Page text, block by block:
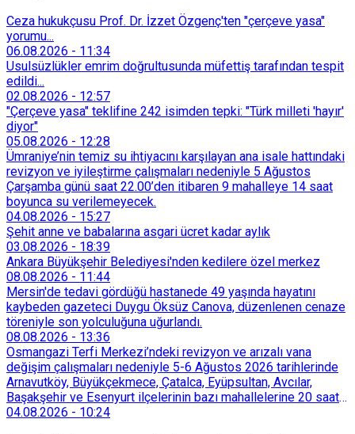
Ceza hukukçusu Prof. Dr. İzzet Özgenç'ten "çerçeve yasa"
yorumu...
06.08.2026 - 11:34
Usulsüzlükler emrim doğrultusunda müfettiş tarafından tespit
edildi...
02.08.2026 - 12:57
"Çerçeve yasa" teklifine 242 isimden tepki: "Türk milleti 'hayır'
diyor"
05.08.2026 - 12:28
Ümraniye’nin temiz su ihtiyacını karşılayan ana isale hattındaki
revizyon ve iyileştirme çalışmaları nedeniyle 5 Ağustos
Çarşamba günü saat 22.00’den itibaren 9 mahalleye 14 saat
boyunca su verilemeyecek.
04.08.2026 - 15:27
Şehit anne ve babalarına asgari ücret kadar aylık
03.08.2026 - 18:39
Ankara Büyükşehir Belediyesi'nden kedilere özel merkez
08.08.2026 - 11:44
Mersin'de tedavi gördüğü hastanede 49 yaşında hayatını
kaybeden gazeteci Duygu Öksüz Canova, düzenlenen cenaze
töreniyle son yolculuğuna uğurlandı.
08.08.2026 - 13:36
Osmangazi Terfi Merkezi’ndeki revizyon ve arızalı vana
değişim çalışmaları nedeniyle 5-6 Ağustos 2026 tarihlerinde
Arnavutköy, Büyükçekmece, Çatalca, Eyüpsultan, Avcılar,
Başakşehir ve Esenyurt ilçelerinin bazı mahallelerine 20 saat
süreyle su verilemeyecek.
04.08.2026 - 10:24